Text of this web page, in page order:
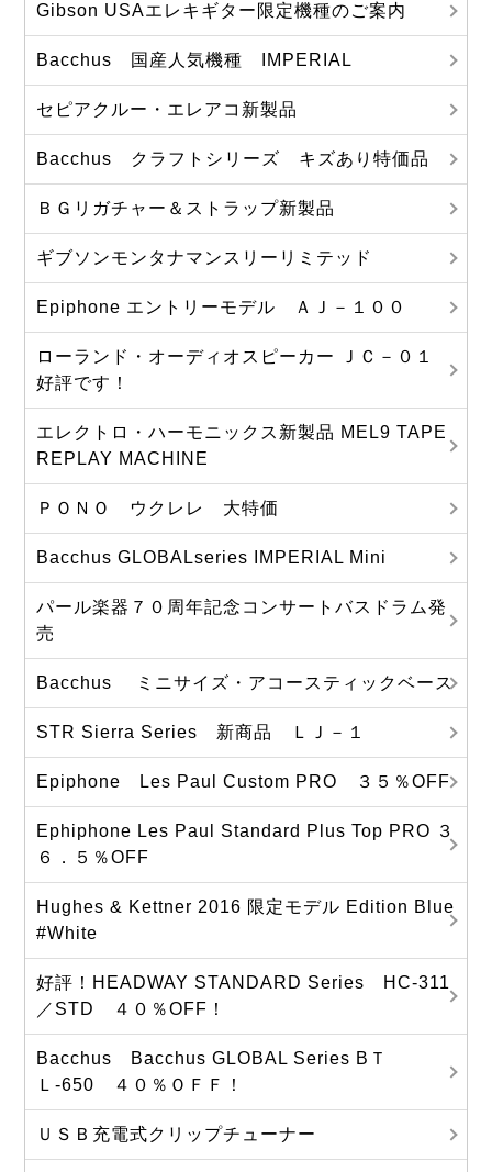
Gibson USAエレキギター限定機種のご案内
Bacchus 国産人気機種 IMPERIAL
セピアクルー・エレアコ新製品
Bacchus クラフトシリーズ キズあり特価品
ＢＧリガチャー＆ストラップ新製品
ギブソンモンタナマンスリーリミテッド
Epiphone エントリーモデル ＡＪ－１００
ローランド・オーディオスピーカー ＪＣ－０１
好評です！
エレクトロ・ハーモニックス新製品 MEL9 TAPE
REPLAY MACHINE
ＰＯＮＯ ウクレレ 大特価
Bacchus GLOBALseries IMPERIAL Mini
パール楽器７０周年記念コンサートバスドラム発
売
Bacchus ミニサイズ・アコースティックベース
STR Sierra Series 新商品 ＬＪ－１
Epiphone Les Paul Custom PRO ３５％OFF
Ephiphone Les Paul Standard Plus Top PRO ３
６．５％OFF
Hughes & Kettner 2016 限定モデル Edition Blue
#White
好評！HEADWAY STANDARD Series HC-311
／STD ４０％OFF！
Bacchus Bacchus GLOBAL Series BＴ
Ｌ-650 ４０％ＯＦＦ！
ＵＳＢ充電式クリップチューナー